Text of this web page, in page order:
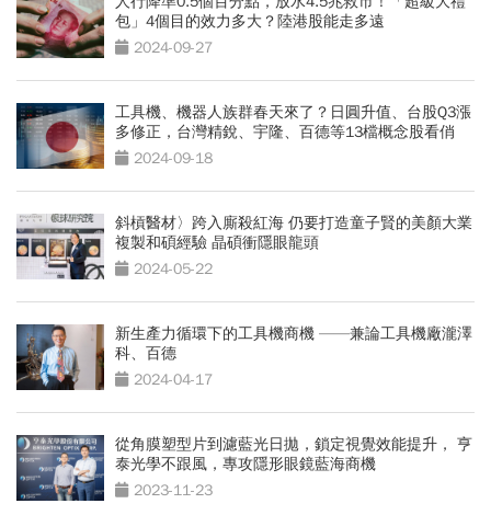
包」4個目的效力多大？陸港股能走多遠
2024-09-27
工具機、機器人族群春天來了？日圓升值、台股Q3漲
多修正，台灣精銳、宇隆、百德等13檔概念股看俏
2024-09-18
斜槓醫材〉跨入廝殺紅海 仍要打造童子賢的美顏大業
複製和碩經驗 晶碩衝隱眼龍頭
2024-05-22
新生產力循環下的工具機商機 ——兼論工具機廠瀧澤
科、百德
2024-04-17
從角膜塑型片到濾藍光日拋，鎖定視覺效能提升， 亨
泰光學不跟風，專攻隱形眼鏡藍海商機
2023-11-23